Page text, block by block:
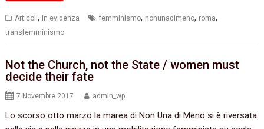
Articoli, In evidenza femminismo, nonunadimeno, roma,
transfemminismo
Not the Church, not the State / women must
decide their fate
7 Novembre 2017 admin_wp
Lo scorso otto marzo la marea di Non Una di Meno si è riversata